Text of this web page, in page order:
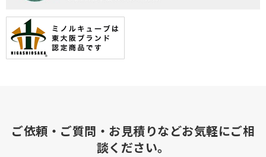
ご依頼・ご質問・お見積りなどお気軽にご相
談ください。